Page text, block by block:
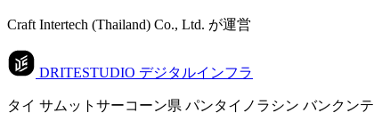
Craft Intertech (Thailand) Co., Ltd. が運営
DRITESTUDIO デジタルインフラ
タイ サムットサーコーン県 パンタイノラシン バンクン